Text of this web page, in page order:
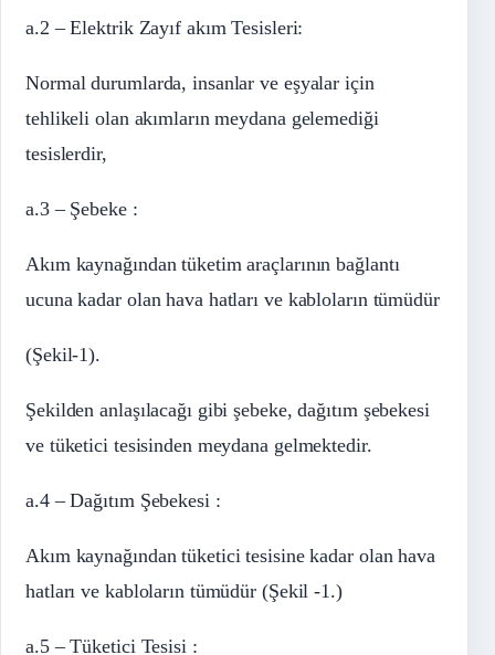
a.2 – Elektrik Zayıf akım Tesisleri:
Normal durumlarda, insanlar ve eşyalar için
tehlikeli olan akımların meydana gelemediği
tesislerdir,
a.3 – Şebeke :
Akım kaynağından tüketim araçlarının bağlantı
ucuna kadar olan hava hatları ve kabloların tümüdür
(Şekil-1).
Şekilden anlaşılacağı gibi şebeke, dağıtım şebekesi
ve tüketici tesisinden meydana gelmektedir.
a.4 – Dağıtım Şebekesi :
Akım kaynağından tüketici tesisine kadar olan hava
hatları ve kabloların tümüdür (Şekil -1.)
a.5 – Tüketici Tesisi :